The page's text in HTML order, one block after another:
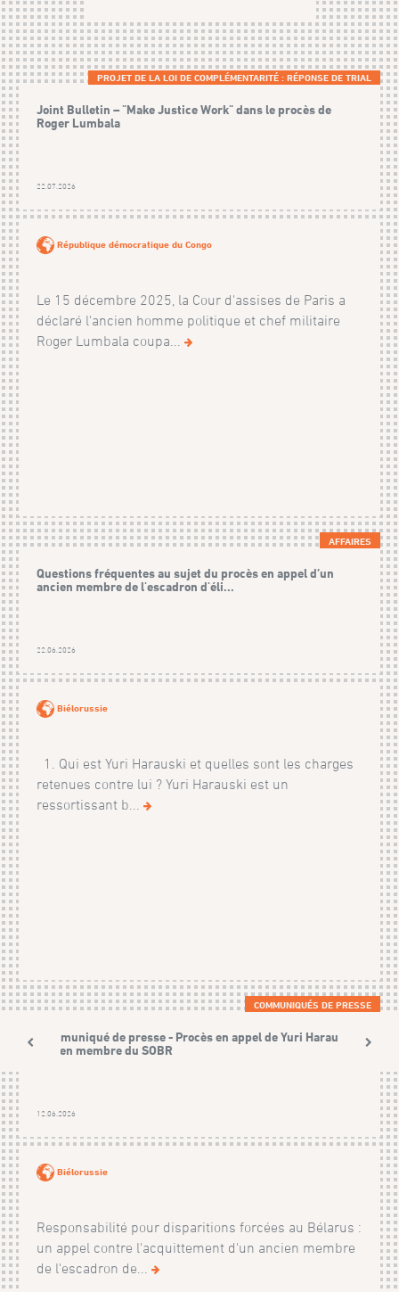
PROJET DE LA LOI DE COMPLÉMENTARITÉ : RÉPONSE DE TRIAL
Joint Bulletin – "Make Justice Work" dans le procès de
Roger Lumbala
22.07.2026
République démocratique du Congo
Le 15 décembre 2025, la Cour d'assises de Paris a
déclaré l'ancien homme politique et chef militaire
Roger Lumbala coupa...
AFFAIRES
Questions fréquentes au sujet du procès en appel d’un
ancien membre de l'escadron d'éli...
22.06.2026
Biélorussie
1. Qui est Yuri Harauski et quelles sont les charges
retenues contre lui ? Yuri Harauski est un
ressortissant b...
COMMUNIQUÉS DE PRESSE
Communiqué de presse - Procès en appel de Yuri Harauski,
ancien membre du SOBR
12.06.2026
Biélorussie
Responsabilité pour disparitions forcées au Bélarus :
un appel contre l'acquittement d'un ancien membre
de l'escadron de...